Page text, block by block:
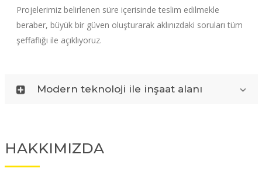
Projelerimiz belirlenen süre içerisinde teslim edilmekle
beraber, büyük bir güven oluşturarak aklınızdaki soruları tüm
şeffaflığı ile açıklıyoruz.
Modern teknoloji ile inşaat alanı
HAKKIMIZDA